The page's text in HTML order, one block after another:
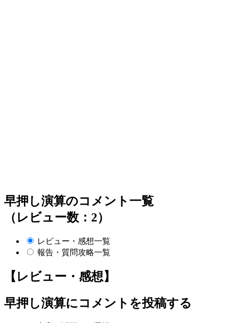
早押し演算のコメント一覧
（レビュー数：2）
レビュー・感想一覧
報告・質問攻略一覧
【レビュー・感想】
早押し演算にコメントを投稿する